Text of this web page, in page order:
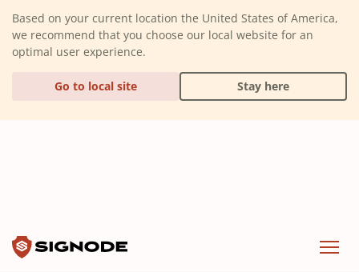
Based on your current location the United States of America,
we recommend that you choose our local website for an
optimal user experience.
Go to local site Stay here